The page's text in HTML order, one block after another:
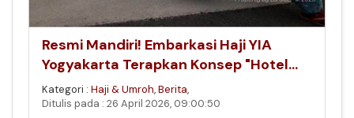
Resmi Mandiri! Embarkasi Haji YIA
Yogyakarta Terapkan Konsep "Hotel
Bubble" di Musim Haji 2026
Kategori : Haji & Umroh,Berita,
Ditulis pada : 26 April 2026, 09:00:50